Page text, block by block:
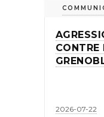
2026-07-22